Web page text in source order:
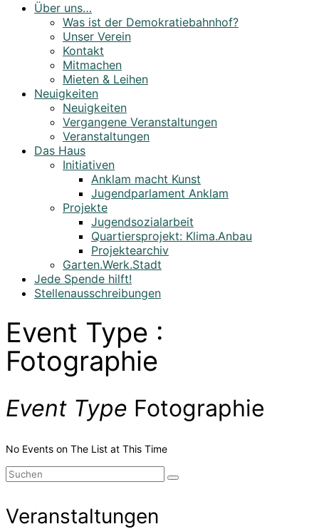
Über uns…
Was ist der Demokratiebahnhof?
Unser Verein
Kontakt
Mitmachen
Mieten & Leihen
Neuigkeiten
Neuigkeiten
Vergangene Veranstaltungen
Veranstaltungen
Das Haus
Initiativen
Anklam macht Kunst
Jugendparlament Anklam
Projekte
Jugendsozialarbeit
Quartiersprojekt: Klima.Anbau
Projektearchiv
Garten.Werk.Stadt
Jede Spende hilft!
Stellenausschreibungen
Event Type :
Fotographie
Event Type Fotographie
No Events on The List at This Time
Suchen
Veranstaltungen